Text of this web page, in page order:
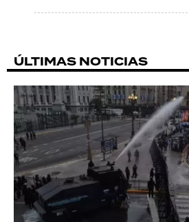
ÚLTIMAS NOTICIAS